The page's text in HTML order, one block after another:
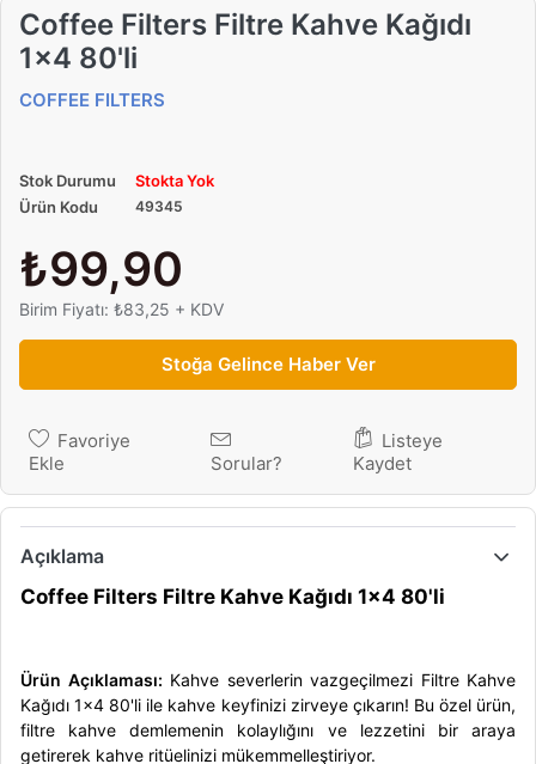
Coffee Filters Filtre Kahve Kağıdı
1x4 80'li
COFFEE FILTERS
Stok Durumu
Stokta Yok
Ürün Kodu
49345
₺99,90
Birim Fiyatı: ₺83,25 + KDV
Stoğa Gelince Haber Ver
Favoriye
Ekle
Sorular?
Listeye
Kaydet
Açıklama
Coffee Filters Filtre Kahve Kağıdı 1x4 80'li
Ürün Açıklaması: Kahve severlerin vazgeçilmezi Filtre Kahve
Kağıdı 1x4 80'li ile kahve keyfinizi zirveye çıkarın! Bu özel ürün,
filtre kahve demlemenin kolaylığını ve lezzetini bir araya
getirerek kahve ritüelinizi mükemmelleştiriyor.